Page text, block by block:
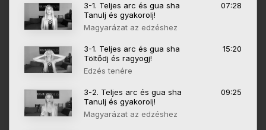
3-1. Teljes arc és gua sha
Tanulj és gyakorolj!
07:28
Magyarázat az edzéshez
3-1. Teljes arc és gua sha
Töltődj és ragyogj!
15:20
Edzés tenére
3-2. Teljes arc és gua sha
Tanulj és gyakorolj!
09:25
Magyarázat az edzéshez